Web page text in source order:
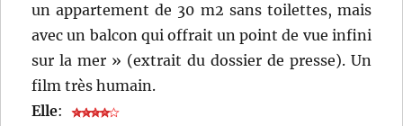
un appartement de 30 m2 sans toilettes, mais
avec un balcon qui offrait un point de vue infini
sur la mer » (extrait du dossier de presse). Un
film très humain.
Elle: